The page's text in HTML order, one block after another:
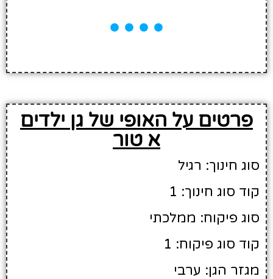
פרטים על האופי של גן ילדים
א טור
סוג חינוך: רגיל
קוד סוג חינוך: 1
סוג פיקוח: ממלכתי
קוד סוג פיקוח: 1
מגזר הגן: ערבי